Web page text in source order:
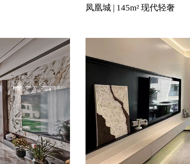
凤凰城 | 145m² 现代轻奢